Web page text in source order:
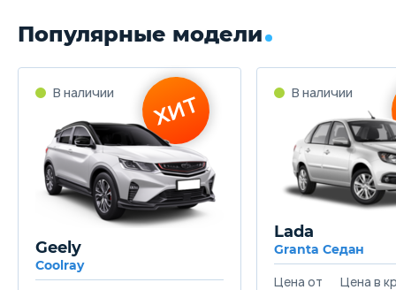
Популярные модели
Geely
Coolray
Lada
Granta Седан